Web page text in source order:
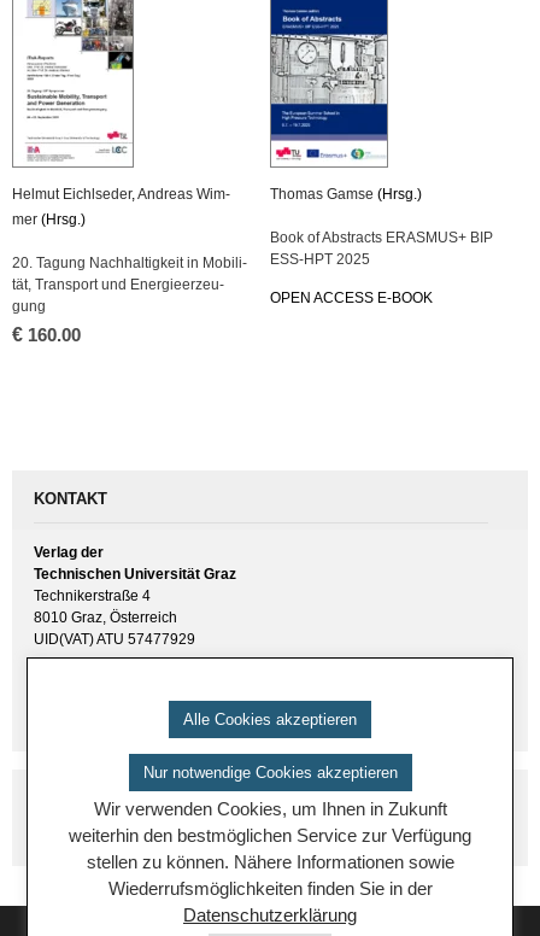
Hel­mut Eichlse­der,An­dre­as Wim­
mer (Hrsg.)
20. Ta­gung Nach­hal­tig­keit in Mo­bi­li­
tät, Trans­port und En­er­gie­er­zeu­
gung
€ 160.00
Tho­mas Gamse (Hrsg.)
Book of Ab­stracts ERAS­MUS+ BIP
ESS-HPT 2025
OPEN AC­CESS E-BOOK
KONTAKT
Verlag der
Technischen Universität Graz
Technikerstraße 4
8010 Graz, Österreich
UID(VAT) ATU 57477929
Alle Cookies akzeptieren
Nur notwendige Cookies akzeptieren
Wir verwenden Cookies, um Ihnen in Zukunft
weiterhin den bestmöglichen Service zur Verfügung
stellen zu können. Nähere Informationen sowie
Wiederrufsmöglichkeiten finden Sie in der
Datenschutzerklärung